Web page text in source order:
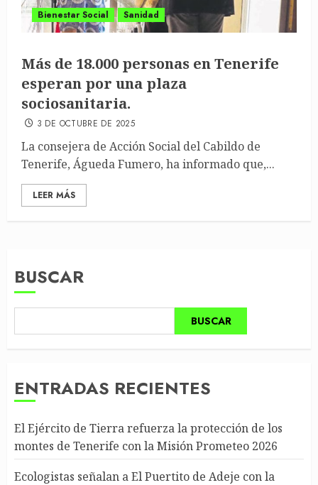
Bienestar Social Sanidad
Más de 18.000 personas en Tenerife
esperan por una plaza
sociosanitaria.
3 DE OCTUBRE DE 2025
La consejera de Acción Social del Cabildo de
Tenerife, Águeda Fumero, ha informado que,...
LEER MÁS
BUSCAR
BUSCAR
ENTRADAS RECIENTES
El Ejército de Tierra refuerza la protección de los
montes de Tenerife con la Misión Prometeo 2026
Ecologistas señalan a El Puertito de Adeje con la